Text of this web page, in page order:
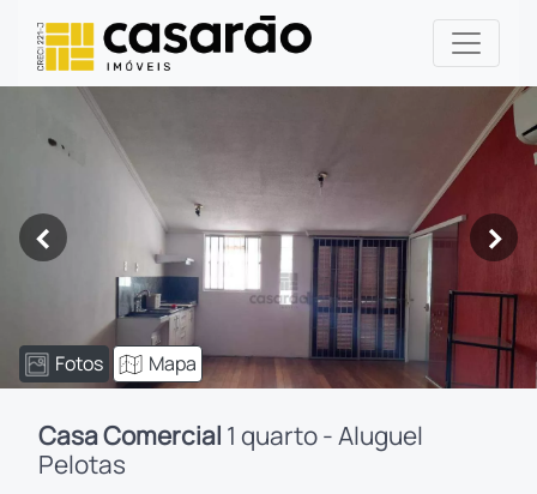
< >
Fotos Mapa
Casa Comercial 1 quarto - Aluguel
Pelotas